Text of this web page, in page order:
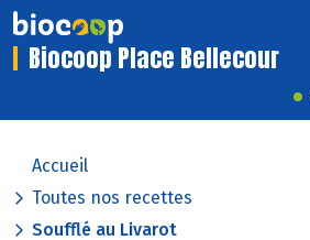
Biocoop Place Bellecour
Accueil
Toutes nos recettes
Soufflé au Livarot